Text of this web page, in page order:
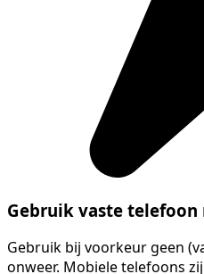
Gebruik vaste telefoon
Gebruik bij voorkeur geen
onweer. Mobiele telefoons